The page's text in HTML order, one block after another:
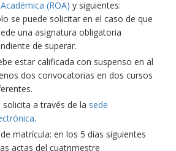
(ROA) y siguientes:
se puede solicitar en el caso de que
una asignatura obligatoria
de superar.
estar calificada con suspenso en al
dos convocatorias en dos cursos
solicita a través de la sede
.
matrícula: en los 5 días siguientes
actas del cuatrimestre